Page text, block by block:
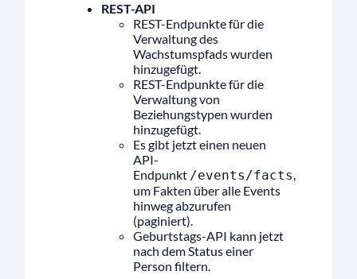
REST-API
REST-Endpunkte für die
Verwaltung des
Wachstumspfads wurden
hinzugefügt.
REST-Endpunkte für die
Verwaltung von
Beziehungstypen wurden
hinzugefügt.
Es gibt jetzt einen neuen
API-
Endpunkt /events/facts,
um Fakten über alle Events
hinweg abzurufen
(paginiert).
Geburtstags-API kann jetzt
nach dem Status einer
Person filtern.